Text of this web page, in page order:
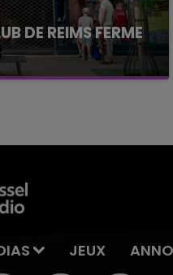
DE REIMS FERME
du centre-ville
JEUX